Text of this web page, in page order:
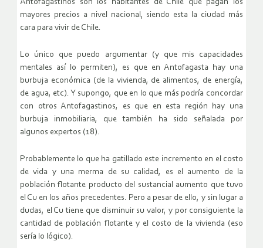
Antofagastinos son los habitantes de Chile que pagan los
mayores precios a nivel nacional, siendo esta la ciudad más
cara para vivir de Chile.
Lo único que puedo argumentar (y que mis capacidades
mentales así lo permiten), es que en Antofagasta hay una
burbuja económica (de la vivienda, de alimentos, de energía,
de agua, etc). Y supongo, que en lo que más podría concordar
con otros Antofagastinos, es que en esta región hay una
burbuja inmobiliaria, que también ha sido señalada por
algunos expertos (18).
Probablemente lo que ha gatillado este incremento en el costo
de vida y una merma de su calidad, es el aumento de la
población flotante producto del sustancial aumento que tuvo
el Cu en los años precedentes. Pero a pesar de ello, y sin lugar a
dudas, el Cu tiene que disminuir su valor, y por consiguiente la
cantidad de población flotante y el costo de la vivienda (eso
sería lo lógico).